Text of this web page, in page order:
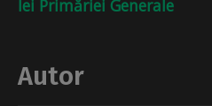
lei Primăriei Generale
Autor